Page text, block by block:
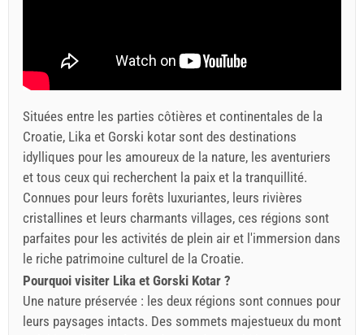
Situées entre les parties côtières et continentales de la
Croatie, Lika et Gorski kotar sont des destinations
idylliques pour les amoureux de la nature, les aventuriers
et tous ceux qui recherchent la paix et la tranquillité.
Connues pour leurs forêts luxuriantes, leurs rivières
cristallines et leurs charmants villages, ces régions sont
parfaites pour les activités de plein air et l'immersion dans
le riche patrimoine culturel de la Croatie.
Pourquoi visiter Lika et Gorski Kotar ?
Une nature préservée : les deux régions sont connues pour
leurs paysages intacts. Des sommets majestueux du mont